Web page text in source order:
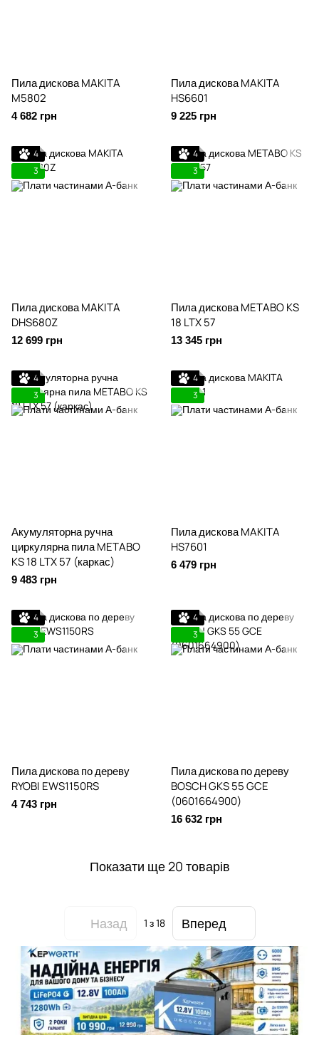
Пила дискова MAKITA
M5802
4 682 грн
Пила дискова MAKITA
HS6601
9 225 грн
4
3
Пила дискова MAKITA
DHS680Z
12 699 грн
4
3
Пила дискова METABO KS
18 LTX 57
13 345 грн
4
3
Акумуляторна ручна
циркулярна пила METABO
KS 18 LTX 57 (каркас)
9 483 грн
4
3
Пила дискова MAKITA
HS7601
6 479 грн
4
3
Пила дискова по дереву
RYOBI EWS1150RS
4 743 грн
4
3
Пила дискова по дереву
BOSCH GKS 55 GCE
(0601664900)
16 632 грн
Показати ще 20 товарів
Назад 1 з 18 Вперед